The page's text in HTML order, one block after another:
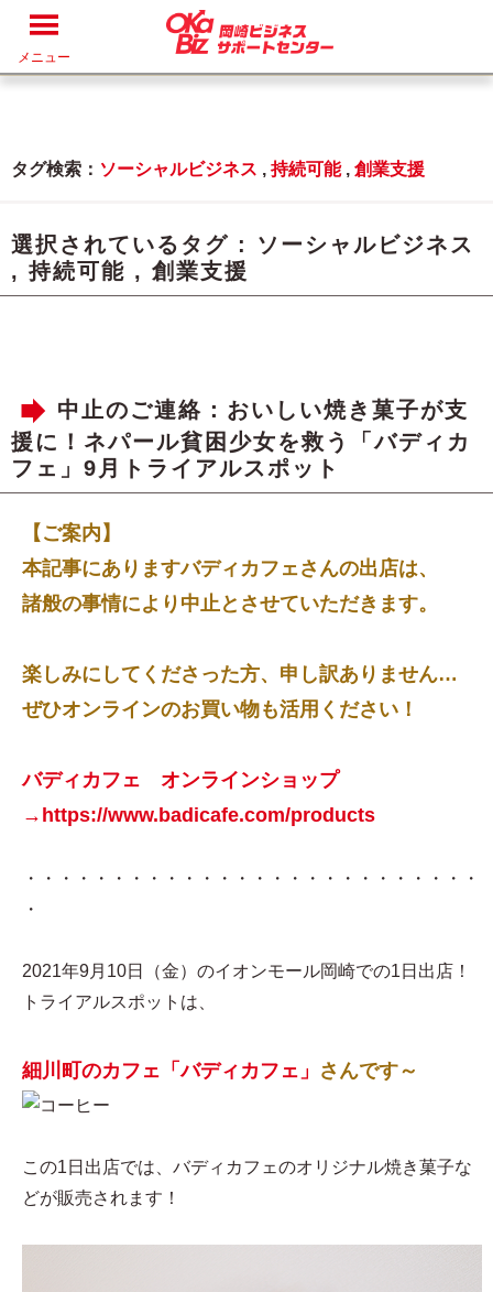
メニュー
タグ検索： ソーシャルビジネス , 持続可能, 創業支援
選択されているタグ : ソーシャルビジネス
, 持続可能 , 創業支援
中止のご連絡：おいしい焼き菓子が支
援に！ネパール貧困少女を救う「バディカ
フェ」9月トライアルスポット
【ご案内】
本記事にありますバディカフェさんの出店は、
諸般の事情により中止とさせていただきます。
楽しみにしてくださった方、申し訳ありません…
ぜひオンラインのお買い物も活用ください！
バディカフェ オンラインショップ
→https://www.badicafe.com/products
・・・・・・・・・・・・・・・・・・・・・・・・・・
・
2021年9月10日（金）のイオンモール岡崎での1日出店！
トライアルスポットは、
細川町のカフェ「バディカフェ」 さんです～
この1日出店では、バディカフェのオリジナル焼き菓子な
どが販売されます！